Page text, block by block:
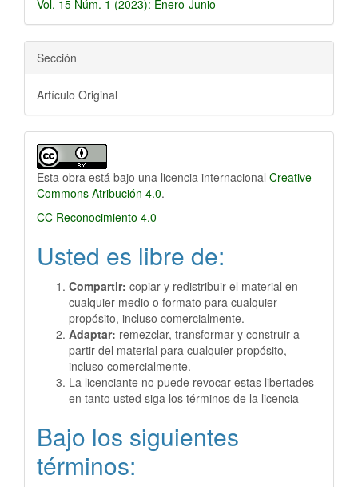
Vol. 15 Núm. 1 (2023): Enero-Junio
Sección
Artículo Original
Esta obra está bajo una licencia internacional Creative
Commons Atribución 4.0.
CC Reconocimiento 4.0
Usted es libre de:
Compartir: copiar y redistribuir el material en
cualquier medio o formato para cualquier
propósito, incluso comercialmente.
Adaptar: remezclar, transformar y construir a
partir del material para cualquier propósito,
incluso comercialmente.
La licenciante no puede revocar estas libertades
en tanto usted siga los términos de la licencia
Bajo los siguientes
términos: